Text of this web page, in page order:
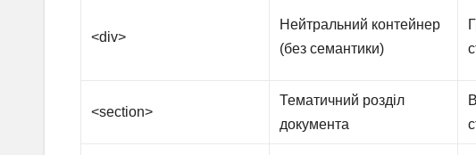
<div>
Нейтральний контейнер
(без семантики)
<section>
Тематичний розділ
документа